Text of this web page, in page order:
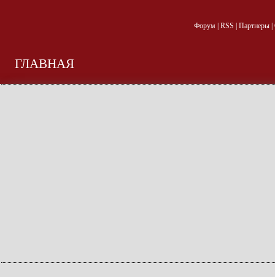
Форум| RSS Партнеры|
ГЛАВНАЯ